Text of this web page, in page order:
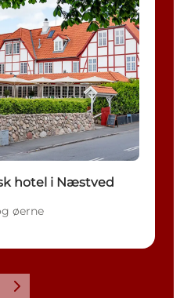
hotel i Næstved
øerne
Næste